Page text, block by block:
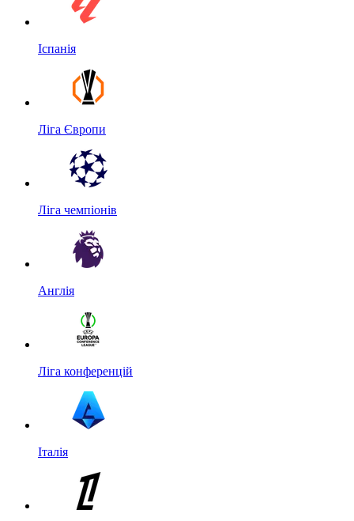
Іспанія
Ліга Європи
Ліга чемпіонів
Англія
Ліга конференцій
Італія